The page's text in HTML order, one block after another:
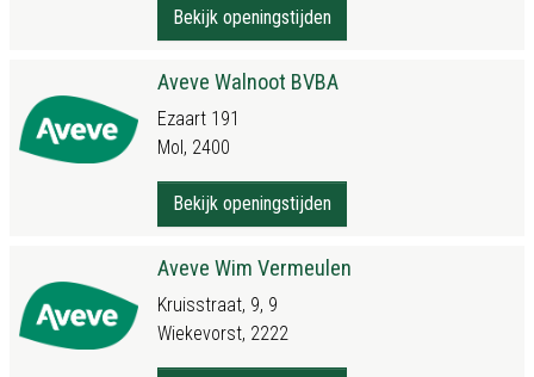
Bekijk openingstijden
Aveve Walnoot BVBA
Ezaart 191
Mol, 2400
Bekijk openingstijden
Aveve Wim Vermeulen
Kruisstraat, 9, 9
Wiekevorst, 2222